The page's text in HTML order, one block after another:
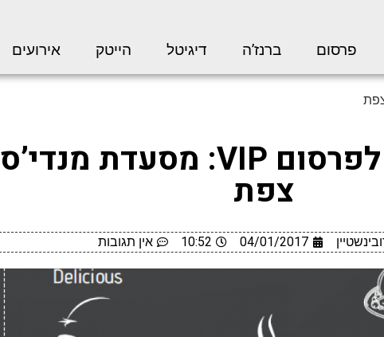
פרסום ברנז’ה דיגיטל הייטק אירועים
לקוח חדש לפרסום VIP: מסעדת מנדי’ס
צפת
04/01/2017
10:52 אין תגובות